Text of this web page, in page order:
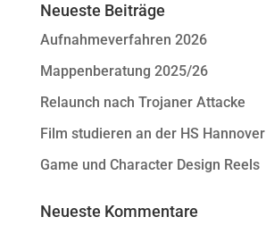
Neueste Beiträge
Aufnahmeverfahren 2026
Mappenberatung 2025/26
Relaunch nach Trojaner Attacke
Film studieren an der HS Hannover
Game und Character Design Reels
Neueste Kommentare